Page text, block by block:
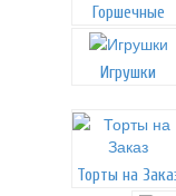
Горшечные
Игрушки
Торты на